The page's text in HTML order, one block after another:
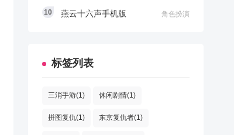
燕云十六声手机版 角色扮演
标签列表
三消手游(1) 休闲剧情(1)
拼图复仇(1) 东京复仇者(1)